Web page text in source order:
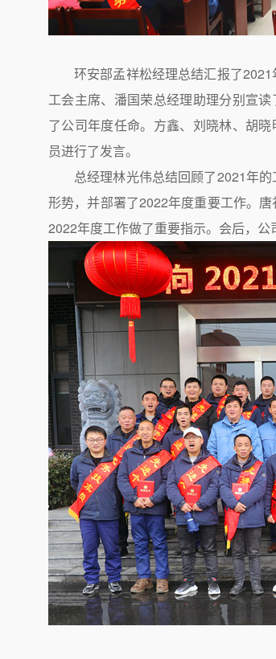
环安部孟祥松经理总结汇报了
工会主席、潘国荣总经理助理分别宣
了公司年度任命。方鑫、刘晓林、胡
员进行了发言。
总经理林光伟总结回顾了2021年
形势，并部署了2022年度重要工作。
2022年度工作做了重要指示。会后，公